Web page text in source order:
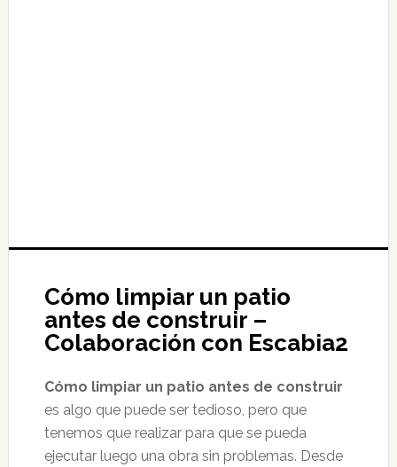
Cómo limpiar un patio
antes de construir –
Colaboración con Escabia2
Cómo limpiar un patio antes de construir
es algo que puede ser tedioso, pero que
tenemos que realizar para que se pueda
ejecutar luego una obra sin problemas. Desde